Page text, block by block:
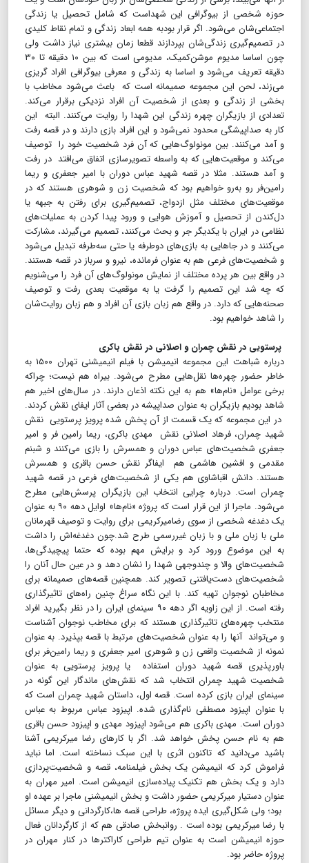
حوزه شخصی از بیوگرافی این شهداست که شامل تحصیل یا زندگی
اجتماعی‌شان می‌شود. اگر قرار بودبه همه ابعاد زندگی و تمام نقاط کلیدی
در تصمیم‌گیری زندگی‌شان بپردازند قطعا زمان بیشتری نیاز داشت ولی
چون اساسا مدیوم موشن‌کمیک، مدیومی است که بین ۱۰ دقیقه تا ۳۰
دقیقه تعریف می‌شود و اساسا به زندگی و معرفی بیوگرافی افراد گریزی
می‌زند، لحن این مجموعه صمیمانه است که باعث می‌شود مخاطب با
بخشی از زندگی و بعدی از شخصیت آن افراد نزدیکی برقرار می‌کند.
تعدادی از بازیگران چهره زندگی این شهدا را روایت می‌کنند. البته این
کار به صداپیشگی محدود نمی‌شود و این افراد بازی دارند و در قصه رفت
و آمد می‌کنند. بین مونولوگ‌هایی که آن فرد شخصیت خود را توصیف
می‌کند و موقعیت‌هایی که به واسطه تصویرسازی‌ اتفاق می‌افتد در رفت
و آمد هستند. مثلا در قصه شهید عباس دوران با امیر جعفری و ریما
رامین‌فر رو به‌رو خواهیم بود که شخصیت زن و شوهری هستند که در
موقعیت‌های مختلف مثل ازدواج، تصمیم‌گیری برای رفتن به جبهه یا
دل‌کندن از تحصیل و آموزش هوایی و ورود پیدا کردن به عملیات‌های
نظامی در ایران با یکدیگر جر و بحث می‌کنند، تصمیم می‌گیرند، مشارکت
می‌کنند و در جاهایی به بازی‌های دوطرفه یا حتی سه‌طرفه تبدیل می‌شود
و شخصیت‌های فرعی هم به عنوان فرمانده، نیرو و سرباز در قصه هستند.
در واقع بین هر پرده مختلف از نمایش مونولوگ‌های آن فرد را می‌شنویم
که چه شد این تصمیم را گرفت یا به موقعیت بعدی رفت و توصیف
صحنه‌هایی که دارد. در واقع هم زبان بازی آن افراد و هم زبان روایت‌شان
را شاهد خواهیم بود.
پرستویی در نقش چمران و اصلانی در نقش باکری
درباره شباهت این مجموعه انیمیشن با فیلم انیمیشنی تهران ۱۵۰۰ به
خاطر حضور چهره‌ها نقل‌هایی مطرح می‌شود. بیراه هم نیست؛ چراکه
برخی عوامل «نام‌‎ها» هم به این نکته اذعان دارند. در سال‌های اخیر هم
شاهد بودیم بازیگران به عنوان صداپیشه در بعضی آثار ایفای نقش کردند.
در این مجموعه که یک قسمت از آن پخش شده پرویز پرستویی نقش
شهید چمران، فرهاد اصلانی نقش مهدی باکری، ریما رامین فر و امیر
جعفری شخصیت‌های عباس دوران و همسرش را بازی می‌کنند و شبنم
مقدمی و افشین هاشمی هم ایفاگر نقش حسن باقری و همسرش
هستند. دانش اقباشاوی هم یکی از شخصیت‌های فرعی در قصه شهید
چمران است. درباره چرایی انتخاب این بازیگران پرسش‌هایی مطرح
می‌شود. ماجرا از این قرار است که پروژه «نام‌ها» اوایل دهه ۹۰ به عنوان
یک دغدغه شخصی از سوی رضا‌میرکریمی برای روایت و توصیف قهرمانان
ملی با زبان ملی و با زبان غیررسمی طرح شد.چون دغدغه‌اش را داشت
به این موضوع ورود کرد و برایش مهم بوده که حتما پیچیدگی‌ها،
شخصیت‌های والا و چندوجهی شهدا را نشان دهد و در عین حال آنان را
شخصیت‌های دست‌یافتنی تصویر کند. همچنین قصه‌های صمیمانه برای
مخاطبان نوجوان تهیه کند. با این نگاه سراغ چنین راه‌های تاثیرگذاری
رفته است. از این زاویه اگر دهه ۹۰ سینمای ایران را در نظر بگیرید افراد
منتخب چهره‌های تاثیرگذاری هستند که برای مخاطب نوجوان آشناست
و می‌تواند آنها را به عنوان شخصیت‌های مرتبط با قصه بپذیرد. به عنوان
نمونه از شخصیت واقعی زن و شوهری امیر جعفری و ریما رامین‌فر برای
باورپذیری قصه شهید دوران استفاده یا پرویز پرستویی به عنوان
شخصیت شهید چمران انتخاب شد که نقش‌های ماندگار این گونه در
سینمای ایران بازی کرده است. قصه اول، داستان شهید چمران است که
با عنوان اپیزود مصطفی نام‌گذاری شده. اپیزود عباس مربوط به عباس
دوران است. مهدی باکری هم می‌شود اپیزود مهدی و اپیزود حسن باقری
هم به نام حسن پخش خواهد شد. اگر با کارهای رضا میرکریمی آشنا
باشید می‌دانید که تا‌کنون اثری با این سبک نساخته است. اما نباید
فراموش کرد که انیمیشن یک بخش فیلمنامه، قصه و شخصیت‌‌پردازی‌
دارد و یک بخش هم تکنیک پیاده‌سازی انیمیشن است. امیر مهران به
عنوان دستیار میرکریمی حضور داشت و بخش انیمیشنی ماجرا بر عهده او
بود؛ ولی شکل‌گیری ایده پروژه، طراحی قصه ها،کارگردانی و دیگر مسائل
با رضا میرکریمی بوده است . روانبخش صادقی هم که از کارگردانان فعال
حوزه انیمیشن است به عنوان تیم طراحی کاراکترها در کنار مهران در
پروژه حاضر بود.